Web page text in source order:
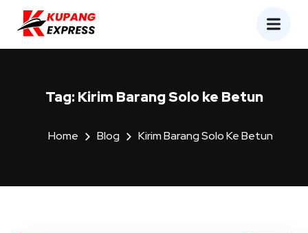
Tag: Kirim Barang Solo ke Betun
Home Blog Kirim Barang Solo Ke Betun